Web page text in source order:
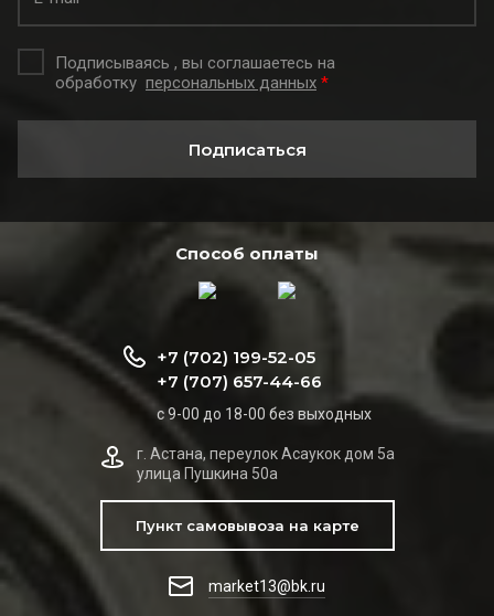
Подписываясь , вы соглашаетесь на
обработку персональных данных *
Подписаться
Способ оплаты
+7 (702) 199-52-05
+7 (707) 657-44-66
с 9-00 до 18-00 без выходных
г. Астана, переулок Асаукок дом 5а
улица Пушкина 50а
Пункт самовывоза на карте
market13@bk.ru